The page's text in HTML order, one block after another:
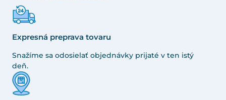
Expresná preprava tovaru
Snažíme sa odosielať objednávky prijaté v ten istý
deň.